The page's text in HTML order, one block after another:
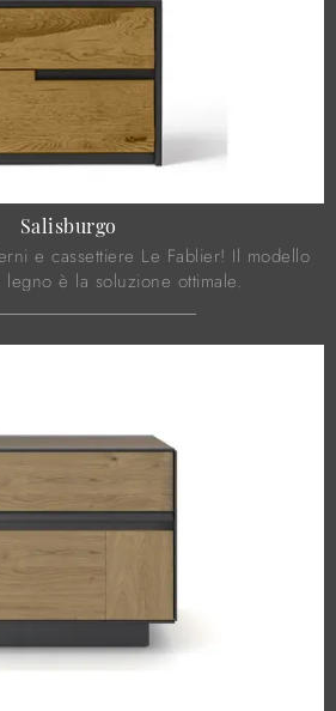
Salisburgo
e cassettiere Le Fablier! Il modello
è la soluzione ottimale.